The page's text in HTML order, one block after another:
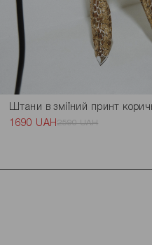
Штани в зміїний принт
1690 UAH 2590 UAH